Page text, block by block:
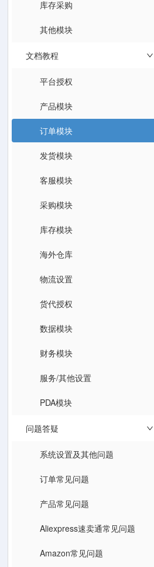
库存采购
其他模块
文档教程
平台授权
产品模块
订单模块
发货模块
客服模块
采购模块
库存模块
海外仓库
物流设置
货代授权
数据模块
财务模块
服务/其他设置
PDA模块
问题答疑
系统设置及其他问题
订单常见问题
产品常见问题
Aliexpress速卖通常见问题
Amazon常见问题